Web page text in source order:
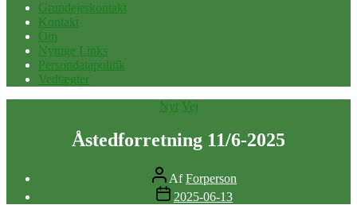
Grundejerkontakt
Kontakt
Om
Nyttige Links
Persondatapolitik
Vedtægter
Kategorier
Nyt Vej
Åstedforretning 11/6-2025
Indlægsforfatter
AfForperson
Indlægsdato
2025-06-13